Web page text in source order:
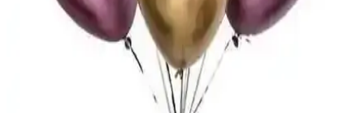
Tabu Home Cappadocia Balon Desenli Lastikli
Krem Nevresim Takımı 160x220 cm
Cappadocia balon desenli nevresim takımı, %65 pamuk ve %35
polyester karışımıyla dayanıklı ve hafif, kolay bakım sağlar. Bej renk
ve geometrik desenleriyle modern yatak odalarına şıklık katıyor.